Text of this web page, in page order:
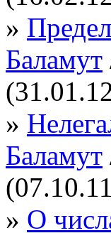
»
Баламут
»
Баламут
» О